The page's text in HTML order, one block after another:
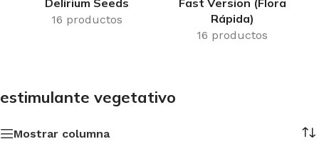
Delirium Seeds
16 productos
Fast Version (Flora
Rápida)
16 productos
estimulante vegetativo
Mostrar columna